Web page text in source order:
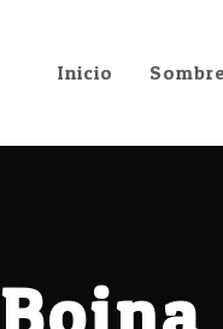
InicioSombreros